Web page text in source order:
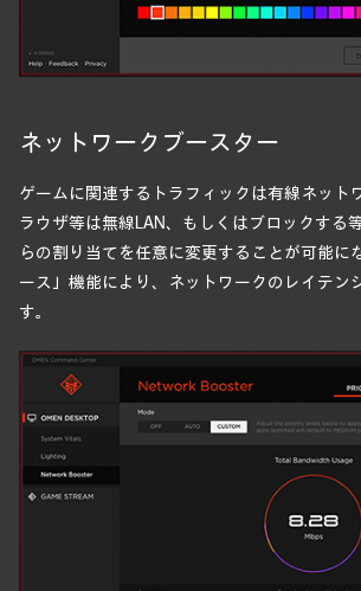
ネットワークブースター
ゲームに関連するトラフィックは有線ネット
ラウザ等は無線LAN、もしくはブロックする
らの割り当てを任意に変更することが可能に
ース」機能により、ネットワークのレイテン
す。